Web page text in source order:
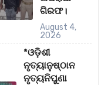
ଗିରଫ।
August 4,
2026
*ଓଡ଼ିଶୀ
ନୃତ୍ୟାନୁଷ୍ଠାନ
ନୃତ୍ୟନିପୁଣା